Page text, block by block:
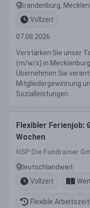
Brandenburg,
Vollzeit
07.08.2026
Verstärken Sie unser
(m/w/x) in
Übernehmen Sie
Mitgliedergewinnung
Sozialleistungen.
Flexibler Ferienjob:
Wochen
HSP Die Fundraiser
deutschlandweit
Vollzeit
Flexible